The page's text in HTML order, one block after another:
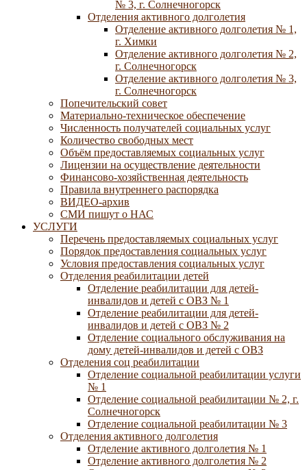
№ 3, г. Солнечногорск
Отделения активного долголетия
Отделение активного долголетия № 1,
г. Химки
Отделение активного долголетия № 2,
г. Солнечногорск
Отделение активного долголетия № 3,
г. Солнечногорск
Попечительский совет
Материально-техническое обеспечение
Численность получателей социальных услуг
Количество свободных мест
Объём предоставляемых социальных услуг
Лицензии на осуществление деятельности
Финансово-хозяйственная деятельность
Правила внутреннего распорядка
ВИДЕО-архив
СМИ пишут о НАС
УСЛУГИ
Перечень предоставляемых социальных услуг
Порядок предоставления социальных услуг
Условия предоставления социальных услуг
Отделения реабилитации детей
Отделение реабилитации для детей-
инвалидов и детей с ОВЗ № 1
Отделение реабилитации для детей-
инвалидов и детей с ОВЗ № 2
Отделение социального обслуживания на
дому детей-инвалидов и детей с ОВЗ
Отделения соц реабилитации
Отделение социальной реабилитации услуги
№ 1
Отделение социальной реабилитации № 2, г.
Солнечногорск
Отделение социальной реабилитации № 3
Отделения активного долголетия
Отделение активного долголетия № 1
Отделение активного долголетия № 2